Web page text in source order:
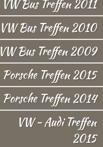
VW Bus Treffen 2011
VW Bus Treffen 2010
VW Bus Treffen 2009
Porsche Treffen 2015
Porsche Treffen 2014
VW - Audi Treffen
2015